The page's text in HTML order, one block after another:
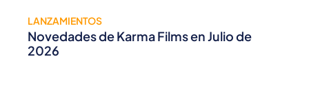
LANZAMIENTOS
Novedades de Karma Films en Julio de
2026